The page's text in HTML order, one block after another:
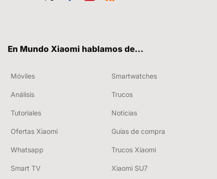
En Mundo Xiaomi hablamos de...
Móviles Smartwatches
Análisis Trucos
Tutoriales Noticias
Ofertas Xiaomi Guías de compra
Whatsapp Trucos Xiaomi
Smart TV Xiaomi SU7